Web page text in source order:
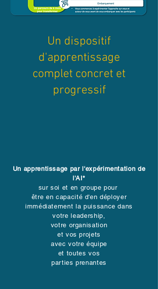
Un dispositif
d'apprentissage
complet concret et
progressif
Un apprentissage par l'expérimentation de
l'AI*
sur soi et en groupe pour
être en capacité d'en déployer
immédiatement la puissance dans
votre leadership,
votre organisation
et vos projets
avec votre équipe
et toutes vos
parties prenantes